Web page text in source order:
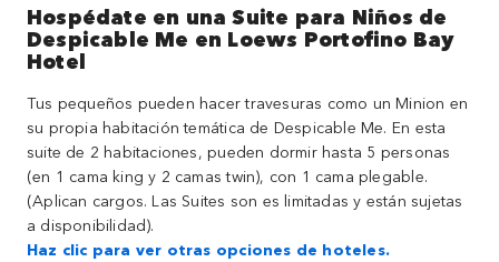
Hospédate en una Suite para Niños de
Despicable Me en Loews Portofino Bay
Hotel
Tus pequeños pueden hacer travesuras como un Minion en
su propia habitación temática de Despicable Me. En esta
suite de 2 habitaciones, pueden dormir hasta 5 personas
(en 1 cama king y 2 camas twin), con 1 cama plegable.
(Aplican cargos. Las Suites son es limitadas y están sujetas
a disponibilidad).
Haz clic para ver otras opciones de hoteles.